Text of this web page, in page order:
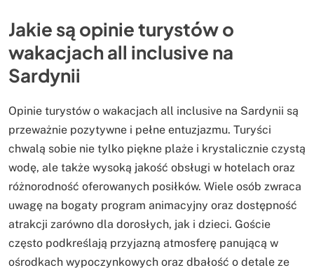
Jakie są opinie turystów o
wakacjach all inclusive na
Sardynii
Opinie turystów o wakacjach all inclusive na Sardynii są
przeważnie pozytywne i pełne entuzjazmu. Turyści
chwalą sobie nie tylko piękne plaże i krystalicznie czystą
wodę, ale także wysoką jakość obsługi w hotelach oraz
różnorodność oferowanych posiłków. Wiele osób zwraca
uwagę na bogaty program animacyjny oraz dostępność
atrakcji zarówno dla dorosłych, jak i dzieci. Goście
często podkreślają przyjazną atmosferę panującą w
ośrodkach wypoczynkowych oraz dbałość o detale ze